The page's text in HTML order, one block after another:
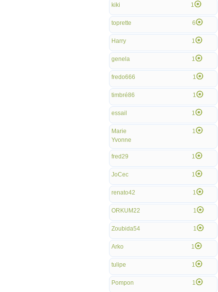
kiki 1
toprette 6
Harry 1
genela 1
fredo666 1
timbré86 1
essail 1
Marie
Yvonne
1
fred29 1
JoCec 1
renato42 1
ORKUM22 1
Zoubida54 1
Arko 1
tulipe 1
Pompon 1